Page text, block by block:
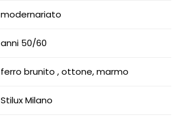
modernariato
anni 50/60
ferro brunito , ottone, marmo
Stilux Milano